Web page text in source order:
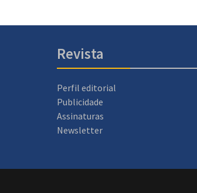
Revista
Perfil editorial
Publicidade
Assinaturas
Newsletter